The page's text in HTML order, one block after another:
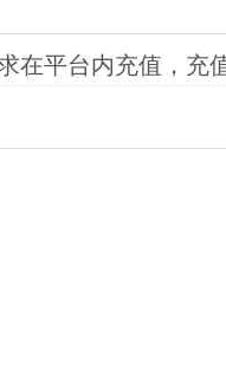
在平台内充值，充